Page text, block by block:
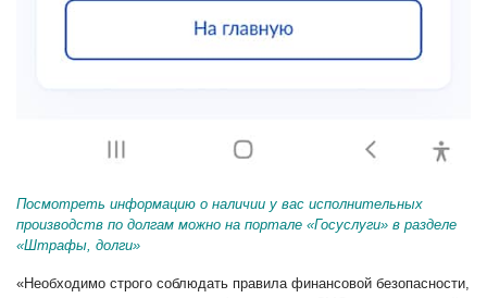
Посмотреть информацию о наличии у вас исполнительных
производств по долгам можно на портале «Госуслуги» в разделе
«Штрафы, долги»
«Необходимо строго соблюдать правила финансовой безопасности,